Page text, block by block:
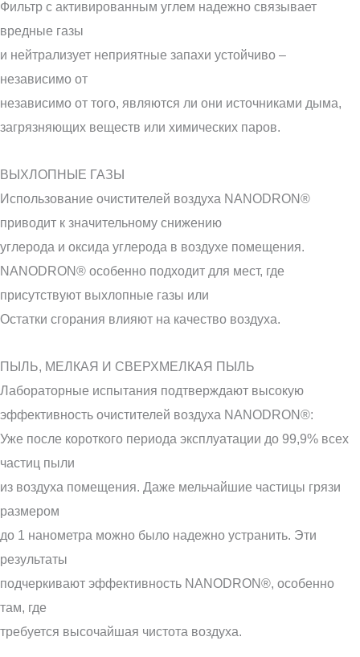
Фильтр с активированным углем надежно связывает
вредные газы
и нейтрализует неприятные запахи устойчиво –
независимо от
независимо от того, являются ли они источниками дыма,
загрязняющих веществ или химических паров.
ВЫХЛОПНЫЕ ГАЗЫ
Использование очистителей воздуха NANODRON®
приводит к значительному снижению
углерода и оксида углерода в воздухе помещения.
NANODRON® особенно подходит для мест, где
присутствуют выхлопные газы или
Остатки сгорания влияют на качество воздуха.
ПЫЛЬ, МЕЛКАЯ И СВЕРХМЕЛКАЯ ПЫЛЬ
Лабораторные испытания подтверждают высокую
эффективность очистителей воздуха NANODRON®:
Уже после короткого периода эксплуатации до 99,9% всех
частиц пыли
из воздуха помещения. Даже мельчайшие частицы грязи
размером
до 1 нанометра можно было надежно устранить. Эти
результаты
подчеркивают эффективность NANODRON®, особенно
там, где
требуется высочайшая чистота воздуха.